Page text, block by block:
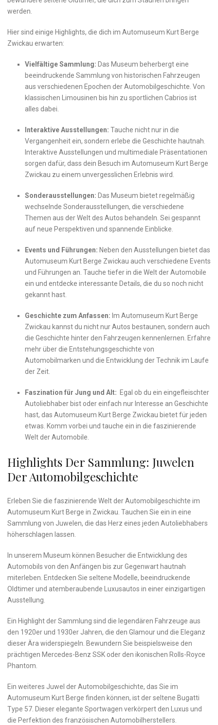
werden.
Hier sind einige Highlights, die dich im Automuseum Kurt Berge
Zwickau erwarten:
Vielfältige Sammlung: Das Museum beherbergt ​eine
beeindruckende Sammlung von historischen Fahrzeugen⁢
aus verschiedenen Epochen der Automobilgeschichte. Von
klassischen​ Limousinen bis hin⁣ zu ‍sportlichen Cabrios ist​
alles dabei.
Interaktive Ausstellungen: ‍Tauche ⁣nicht nur ​in die
Vergangenheit‌ ein, sondern erlebe⁤ die Geschichte hautnah.
Interaktive Ausstellungen und ‍multimediale ⁣Präsentationen
sorgen ​dafür, dass dein Besuch im Automuseum Kurt Berge
Zwickau⁣ zu ​einem unvergesslichen Erlebnis wird.
Sonderausstellungen: Das Museum bietet‌ regelmäßig
wechselnde Sonderausstellungen, ⁣die verschiedene​
Themen aus der​ Welt des Autos behandeln. ⁢Sei gespannt
⁢auf ⁣neue Perspektiven und spannende Einblicke.
Events und Führungen: Neben den Ausstellungen bietet das
Automuseum⁣ Kurt Berge Zwickau auch ⁣verschiedene ⁣Events
und Führungen⁣ an. ‍Tauche tiefer in ‍die‍ Welt der Automobile
ein und⁢ entdecke interessante Details, die ‌du⁤ so ‌noch nicht⁣
gekannt hast.
Geschichte zum Anfassen: Im Automuseum Kurt ⁤Berge
Zwickau kannst du nicht nur Autos bestaunen,‍ sondern​ auch
die Geschichte hinter‌ den‍ Fahrzeugen kennenlernen. Erfahre
mehr über die ‍Entstehungsgeschichte⁢ von
Automobilmarken und die Entwicklung der‍ Technik im⁢ Laufe
der Zeit.
Faszination⁢ für Jung ⁤und Alt: ⁤ Egal⁢ ob du ein eingefleischter
Autoliebhaber bist ‍oder einfach nur Interesse⁢ an ⁢Geschichte
hast,​ das⁢ Automuseum Kurt​ Berge Zwickau bietet⁣ für jeden
etwas. ⁢Komm‌ vorbei und tauche ein⁢ in die faszinierende
Welt⁣ der​ Automobile.
Highlights⁤ Der Sammlung: Juwelen
Der Automobilgeschichte
Erleben⁢ Sie die faszinierende ⁣Welt der Automobilgeschichte⁣ im‌
Automuseum Kurt​ Berge in Zwickau. Tauchen ⁣Sie ein in eine
Sammlung von⁢ Juwelen, die das ‍Herz eines ‌jeden Autoliebhabers‍
höherschlagen​ lassen.
In unserem Museum können Besucher die ⁤Entwicklung⁢ des
Automobils von⁢ den Anfängen bis zur Gegenwart hautnah
miterleben. ‍Entdecken ‍Sie seltene Modelle, beeindruckende
Oldtimer und atemberaubende Luxusautos in‍ einer ​einzigartigen
Ausstellung.
Ein ‌Highlight der Sammlung sind die legendären Fahrzeuge aus
den‌ 1920er ​und ‍1930er⁢ Jahren, die den Glamour und die Eleganz
dieser ‍Ära ⁣widerspiegeln. ⁣Bewundern ⁤Sie beispielsweise den
prächtigen Mercedes-Benz SSK⁢ oder den ikonischen Rolls-Royce
Phantom.
Ein ⁣weiteres Juwel der Automobilgeschichte, das Sie im‍
Automuseum Kurt Berge finden können, ist der ⁤seltene Bugatti
Type 57. Dieser elegante⁣ Sportwagen verkörpert den⁢ Luxus ​und
die Perfektion des französischen Automobilherstellers.